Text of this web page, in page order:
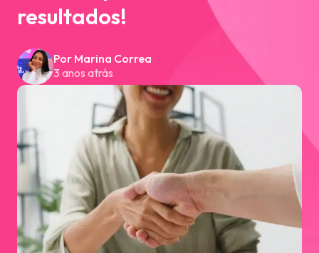
resultados!
Por Marina Correa
3 anos atrás